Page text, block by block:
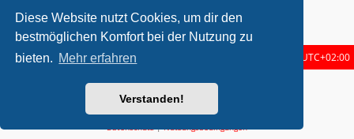
Diese Website nutzt Cookies, um dir den
bestmöglichen Komfort bei der Nutzung zu
bieten. Mehr erfahren
Verstanden!
Du darfstkeineDateianhänge in diesem Forum erstellen.
Startseite Foren-Übersicht UTC+02:00
metrolike style byEric SeguinUpdated for phpBB3.2 by
Powered byphpBB® Forum Software © phpBB Limited
Deutsche Übersetzung durchphpBB.de
Datenschutz|Nutzungsbedingungen